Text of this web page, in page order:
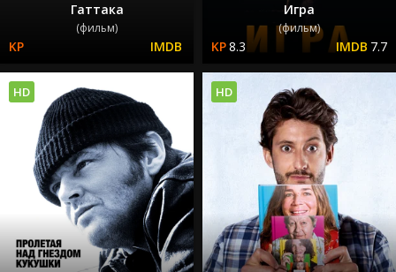
Гаттака
(фильм)
Игра
(фильм)
8.3 7.7
HD HD